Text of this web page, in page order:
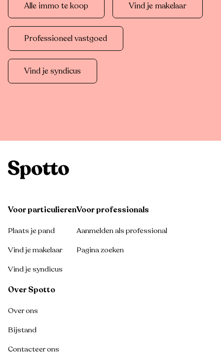
Alle immo te koop Vind je makelaar
Professioneel vastgoed
Vind je syndicus
Voor particulieren
Plaats je pand
Vind je makelaar
Vind je syndicus
Voor professionals
Aanmelden als professional
Pagina zoeken
Over Spotto
Over ons
Bijstand
Contacteer ons